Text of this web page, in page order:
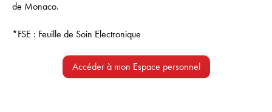
de Monaco.
*FSE : Feuille de Soin Electronique
Accéder à mon Espace personnel